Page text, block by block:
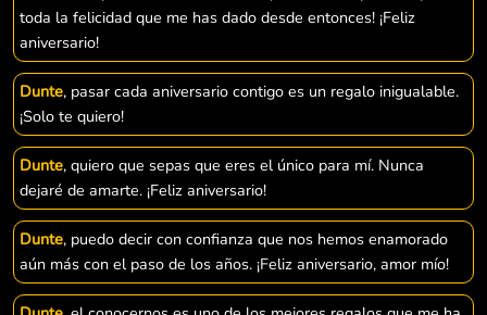
toda la felicidad que me has dado desde entonces! ¡Feliz
aniversario!
Dunte, pasar cada aniversario contigo es un regalo inigualable.
¡Solo te quiero!
Dunte, quiero que sepas que eres el único para mí. Nunca
dejaré de amarte. ¡Feliz aniversario!
Dunte, puedo decir con confianza que nos hemos enamorado
aún más con el paso de los años. ¡Feliz aniversario, amor mío!